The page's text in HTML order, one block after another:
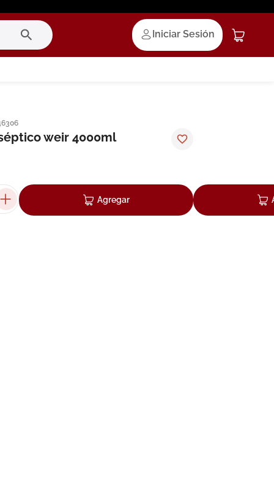
Iniciar Sesión
weir 4000ml
Agregar